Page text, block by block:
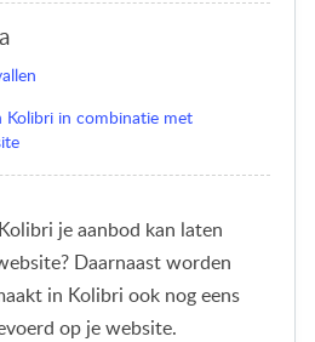
Kolibri in combinatie met
je aanbod kan laten
Daarnaast worden
in Kolibri ook nog eens
op je website.